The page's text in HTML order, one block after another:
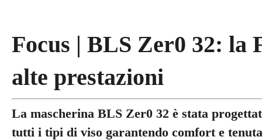
Focus | BLS Zer0 32: la
alte prestazioni
La mascherina BLS Zer0 32 è stata
tutti i tipi di viso garantendo comfort e